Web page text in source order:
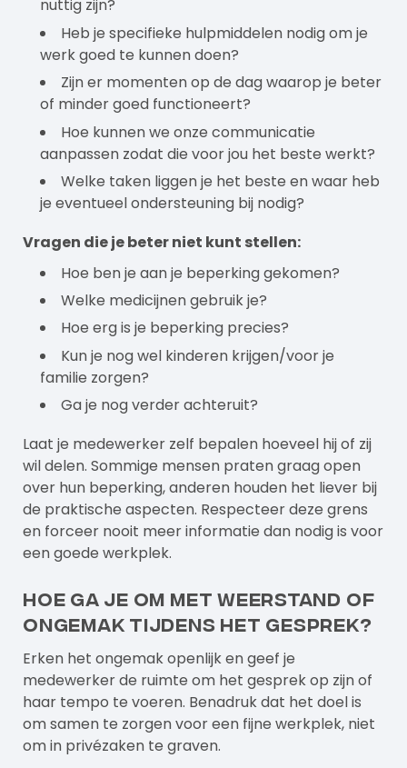
nuttig zijn?
Heb je specifieke hulpmiddelen nodig om je
werk goed te kunnen doen?
Zijn er momenten op de dag waarop je beter
of minder goed functioneert?
Hoe kunnen we onze communicatie
aanpassen zodat die voor jou het beste werkt?
Welke taken liggen je het beste en waar heb
je eventueel ondersteuning bij nodig?
Vragen die je beter niet kunt stellen:
Hoe ben je aan je beperking gekomen?
Welke medicijnen gebruik je?
Hoe erg is je beperking precies?
Kun je nog wel kinderen krijgen/voor je
familie zorgen?
Ga je nog verder achteruit?
Laat je medewerker zelf bepalen hoeveel hij of zij
wil delen. Sommige mensen praten graag open
over hun beperking, anderen houden het liever bij
de praktische aspecten. Respecteer deze grens
en forceer nooit meer informatie dan nodig is voor
een goede werkplek.
Hoe ga je om met weerstand of
ongemak tijdens het gesprek?
Erken het ongemak openlijk en geef je
medewerker de ruimte om het gesprek op zijn of
haar tempo te voeren. Benadruk dat het doel is
om samen te zorgen voor een fijne werkplek, niet
om in privézaken te graven.